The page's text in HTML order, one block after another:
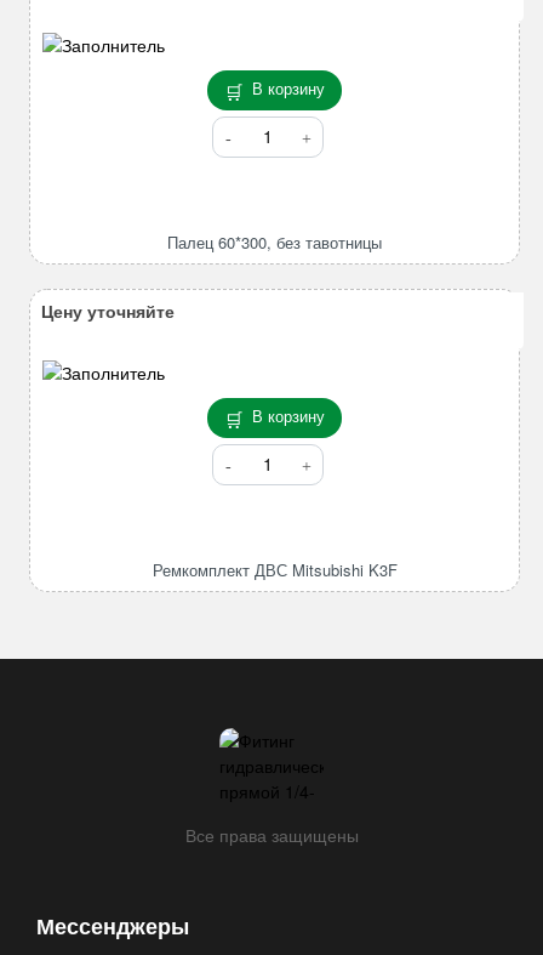
В корзину
Количество
товара
тавотницы
Палец 60*300, без тавотницы
В корзину
Количество
товара
K3F
Ремкомплект ДВС Mitsubishi K3F
Цену уточняйте
Все права защищены
Мессенджеры